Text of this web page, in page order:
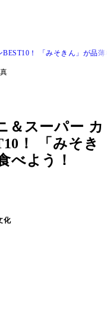
！ 「みそきん」が品薄
＆スーパー カ
！ 「みそき
べよう！
化